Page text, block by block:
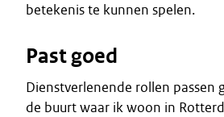
betekenis te kunnen spelen.
Past goed
Dienstverlenende rollen passen
de buurt waar ik woon in